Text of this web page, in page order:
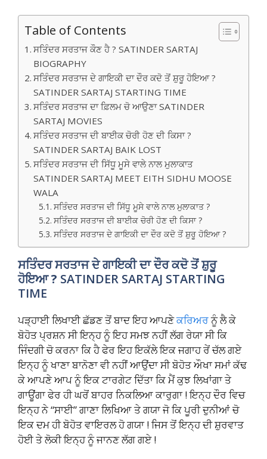
Table of Contents
ਸਤਿੰਦਰ ਸਰਤਾਜ ਕੌਣ ਹੈ ? SATINDER SARTAJ
BIOGRAPHY
ਸਤਿੰਦਰ ਸਰਤਾਜ ਦੇ ਗਾਇਕੀ ਦਾ ਦੌਰ ਕਦੋ ਤੋਂ ਸ਼ੁਰੂ ਹੋਇਆ ?
SATINDER SARTAJ STARTING TIME
ਸਤਿੰਦਰ ਸਰਤਾਜ ਦਾ ਫ਼ਿਲਮ ਚੋ ਆਉਣਾ SATINDER
SARTAJ MOVIES
ਸਤਿੰਦਰ ਸਰਤਾਜ ਦੀ ਬਾਈਕ ਚੋਰੀ ਹੋਣ ਦੀ ਕਿਸਾ ?
SATINDER SARTAJ BAIK LOST
ਸਤਿੰਦਰ ਸਰਤਾਜ ਦੀ ਸਿੱਧੂ ਮੂਸੇ ਵਾਲੇ ਨਾਲ ਮੁਲਾਕਾਤ
SATINDER SARTAJ MEET EITH SIDHU MOOSE
WALA
ਸਤਿੰਦਰ ਸਰਤਾਜ ਦੀ ਸਿੱਧੂ ਮੂਸੇ ਵਾਲੇ ਨਾਲ ਮੁਲਾਕਾਤ ?
ਸਤਿੰਦਰ ਸਰਤਾਜ ਦੀ ਬਾਈਕ ਚੋਰੀ ਹੋਣ ਦੀ ਕਿਸਾ ?
ਸਤਿੰਦਰ ਸਰਤਾਜ ਦੇ ਗਾਇਕੀ ਦਾ ਦੌਰ ਕਦੋ ਤੋਂ ਸ਼ੁਰੂ ਹੋਇਆ ?
ਸਤਿੰਦਰ ਸਰਤਾਜ ਦੇ ਗਾਇਕੀ ਦਾ ਦੌਰ ਕਦੋ ਤੋਂ ਸ਼ੁਰੂ
ਹੋਇਆ ? SATINDER SARTAJ STARTING
TIME
ਪੜ੍ਹਾਈ ਲਿਖਾਈ ਛੱਡਣ ਤੋਂ ਬਾਦ ਇਹ ਆਪਣੇਕਰਿਅਰਨੂੰ ਲੈ ਕੇ
ਬੋਹੋਤ ਪ੍ਰਸ਼ਨ ਸੀ ਇਨ੍ਹ ਨੂੰ ਇਹ ਸਮਝ ਨਹੀਂ ਲੱਗ ਰੇਯਾ ਸੀ ਕਿ
ਜਿੰਦਗੀ ਚੋ ਕਰਨਾ ਕਿ ਹੈ ਫੇਰ ਇਹ ਇਕੱਲੇ ਇਕ ਜਗਾਹ ਰੇਂ ਚੱਲ ਗਏ
ਇਨ੍ਹ ਨੂੰ ਖਾਣਾ ਬਾਨੋਣਾ ਵੀ ਨਹੀਂ ਆਉਂਦਾ ਸੀ ਬੋਹੋਤ ਔਖਾ ਸਮਾਂ ਕੱਢ
ਕੇ ਆਪਣੇ ਆਪ ਨੂੰ ਇਕ ਟਾਰਗੇਟ ਦਿੱਤਾ ਕਿ ਮੈਂ ਕੁਝ ਲਿਖਾਂਗਾ ਤੇ
ਗਾਊਂਗਾ ਫੇਰ ਹੀ ਘਰੋਂ ਬਾਹਰ ਨਿਕਲਿਆ ਕਾਰੁਗਾ ! ਇਨ੍ਹ ਦੌਰ ਵਿਚ
ਇਨ੍ਹ ਨੇ “ਸਾਈ” ਗਾਣਾ ਲਿਖਿਆ ਤੇ ਗਯਾ ਜੋ ਕਿ ਪੂਰੀ ਦੁਨੀਆਂ ਚੋ
ਇਕ ਦਮ ਹੀ ਬੋਹੋਤ ਵਾਇਰਲ ਹੋ ਗਯਾ ! ਜਿਸ ਤੋਂ ਇਨ੍ਹ ਦੀ ਸ਼ੁਰਵਾਤ
ਹੋਈ ਤੇ ਲੋਕੀ ਇਨ੍ਹ ਨੂੰ ਜਾਨਣ ਲੱਗ ਗਏ !